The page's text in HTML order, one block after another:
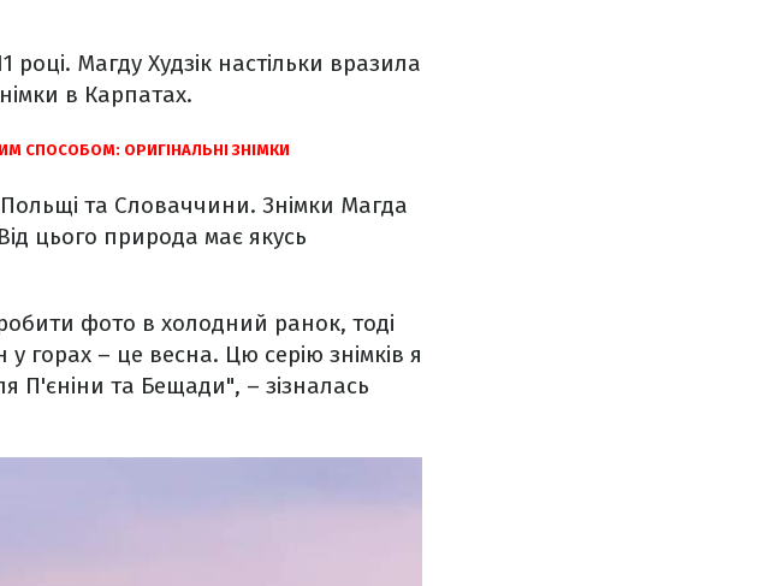
Магду Худзік настільки вразила
в Карпатах.
СПОСОБОМ: ОРИГІНАЛЬНІ ЗНІМКИ
та Словаччини. Знімки Магда
цього природа має якусь
фото в холодний ранок, тоді
горах – це весна. Цю серію знімків я
П'єніни та Бещади", – зізналась